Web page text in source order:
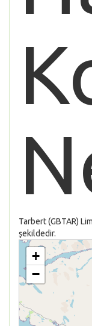
Tarbert (GBTAR)
şekildedir.
+
−